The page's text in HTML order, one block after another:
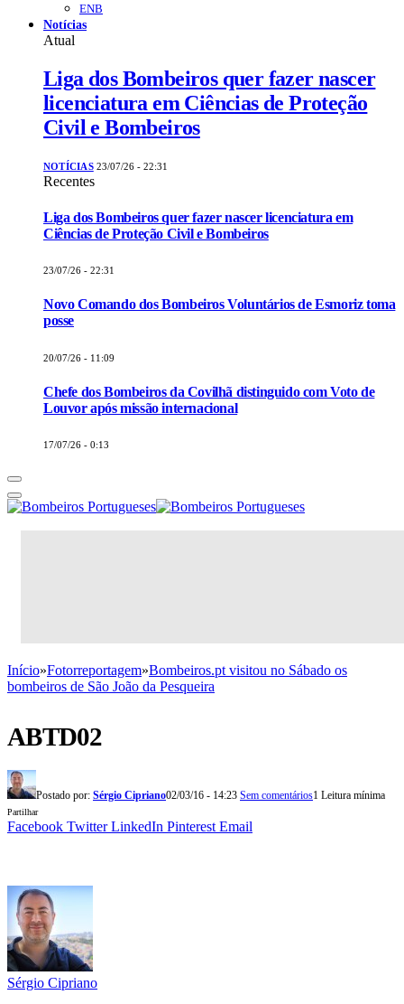
ENB
Notícias
Atual
Liga dos Bombeiros quer fazer nascer
licenciatura em Ciências de Proteção
Civil e Bombeiros
NOTÍCIAS 23/07/26 - 22:31
Recentes
Liga dos Bombeiros quer fazer nascer licenciatura em
Ciências de Proteção Civil e Bombeiros
23/07/26 - 22:31
Novo Comando dos Bombeiros Voluntários de Esmoriz toma
posse
20/07/26 - 11:09
Chefe dos Bombeiros da Covilhã distinguido com Voto de
Louvor após missão internacional
17/07/26 - 0:13
Início»Fotorreportagem»Bombeiros.pt visitou no Sábado os
bombeiros de São João da Pesqueira
ABTD02
Postado por: Sérgio Cipriano02/03/16 - 14:23 Sem comentários1 Leitura mínima
Partilhar
Facebook Twitter LinkedIn Pinterest Email
Sérgio Cipriano